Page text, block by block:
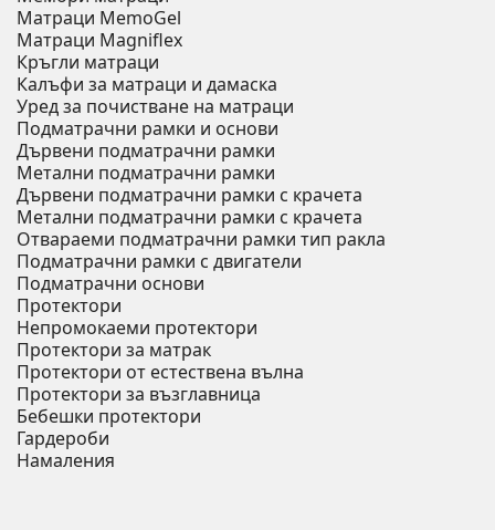
Mатраци MemoGel
Матраци Мagniflex
Кръгли матраци
Калъфи за матраци и дамаска
Уред за почистване на матраци
Подматрачни рамки и основи
Дървени подматрачни рамки
Метални подматрачни рамки
Дървени подматрачни рамки с крачета
Метални подматрачни рамки с крачета
Отвараеми подматрачни рамки тип ракла
Подматрачни рамки с двигатели
Подматрачни основи
Протектори
Непромокаеми протектори
Протектори за матрак
Протектори от естествена вълна
Протектори за възглавница
Бебешки протектори
Гардероби
Намаления